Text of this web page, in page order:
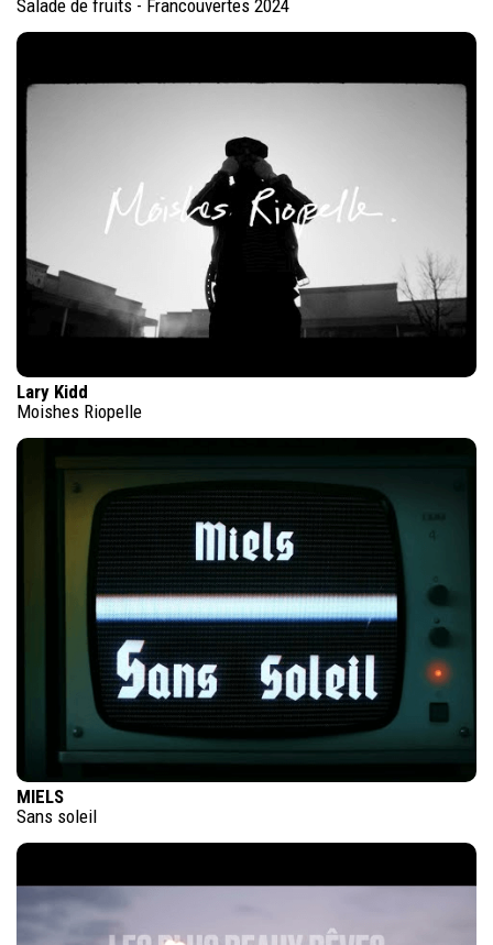
Salade de fruits - Francouvertes 2024
Lary Kidd
Moishes Riopelle
MIELS
Sans soleil